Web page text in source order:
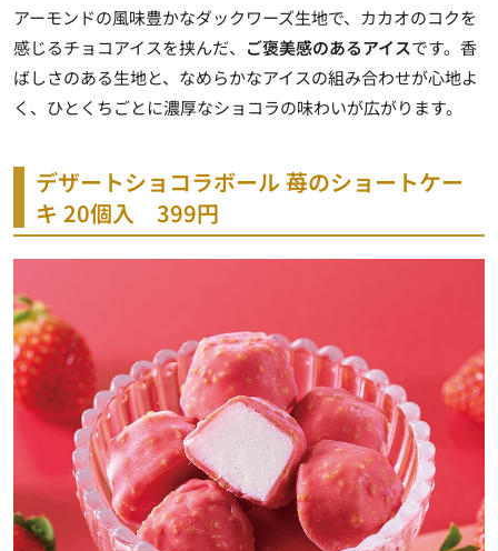
アーモンドの風味豊かなダックワーズ生地で、カカオのコクを
感じるチョコアイスを挟んだ、 ご褒美感のあるアイスです。香
ばしさのある生地と、なめらかなアイスの組み合わせが心地よ
く、ひとくちごとに濃厚なショコラの味わいが広がります。
デザートショコラボール 苺のショートケー
キ 20個入 399円